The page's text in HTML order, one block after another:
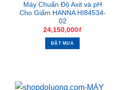
Máy Chuẩn Độ Axit và pH
Cho Giấm HANNA HI84534-
02
24,150,000₫
ĐẶT MUA